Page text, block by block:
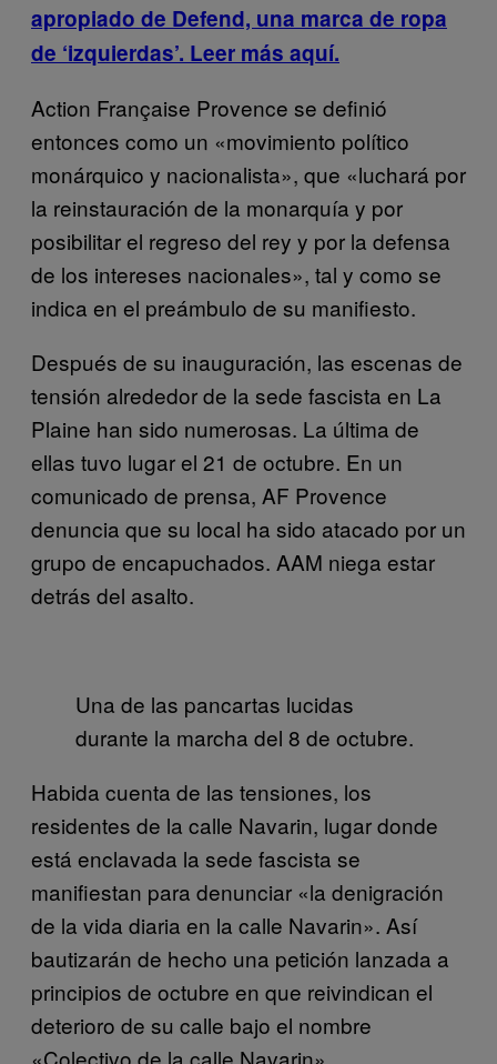
apropiado de Defend, una marca de ropa
de ‘izquierdas’. Leer más aquí.
Action Française Provence se definió
entonces como un «movimiento político
monárquico y nacionalista», que «luchará por
la reinstauración de la monarquía y por
posibilitar el regreso del rey y por la defensa
de los intereses nacionales», tal y como se
indica en el preámbulo de su manifiesto.
Después de su inauguración, las escenas de
tensión alrededor de la sede fascista en La
Plaine han sido numerosas. La última de
ellas tuvo lugar el 21 de octubre. En un
comunicado de prensa, AF Provence
denuncia que su local ha sido atacado por un
grupo de encapuchados. AAM niega estar
detrás del asalto.
Una de las pancartas lucidas
durante la marcha del 8 de octubre.
Habida cuenta de las tensiones, los
residentes de la calle Navarin, lugar donde
está enclavada la sede fascista se
manifiestan para denunciar «la denigración
de la vida diaria en la calle Navarin». Así
bautizarán de hecho una petición lanzada a
principios de octubre en que reivindican el
deterioro de su calle bajo el nombre
«Colectivo de la calle Navarin».